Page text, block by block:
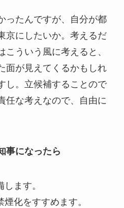
ったんですが、自分が都
京にしたいか。考えるだ
ういう風に考えると、
面が見えてくるかもしれ
し。立候補することので
任な考えなので、自由に
事になったら
ます。
化をすすめます。